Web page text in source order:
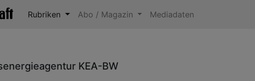
Rubriken Abo / Magazin Mediadaten
KEA-BW